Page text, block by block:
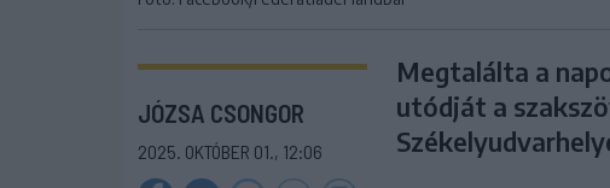
JÓZSA CSONGOR
2025. OKTÓBER 01., 12:06
Megtalálta a
utódját a